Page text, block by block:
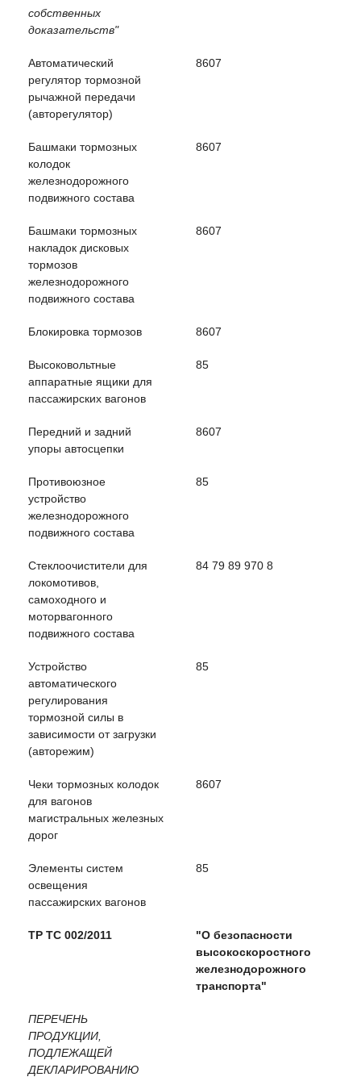
собственных
доказательств"
Автоматический
регулятор тормозной
рычажной передачи
(авторегулятор)
8607
Башмаки тормозных
колодок
железнодорожного
подвижного состава
8607
Башмаки тормозных
накладок дисковых
тормозов
железнодорожного
подвижного состава
8607
Блокировка тормозов 8607
Высоковольтные
аппаратные ящики для
пассажирских вагонов
85
Передний и задний
упоры автосцепки
8607
Противоюзное
устройство
железнодорожного
подвижного состава
85
Стеклоочистители для
локомотивов,
самоходного и
моторвагонного
подвижного состава
84 79 89 970 8
Устройство
автоматического
регулирования
тормозной силы в
зависимости от загрузки
(авторежим)
85
Чеки тормозных колодок
для вагонов
магистральных железных
дорог
8607
Элементы систем
освещения
пассажирских вагонов
85
ТР ТС 002/2011
"О безопасности
высокоскоростного
железнодорожного
транспорта"
ПЕРЕЧЕНЬ
ПРОДУКЦИИ,
ПОДЛЕЖАЩЕЙ
ДЕКЛАРИРОВАНИЮ